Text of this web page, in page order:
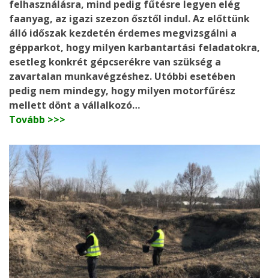
felhasználásra, mind pedig fűtésre legyen elég
faanyag, az igazi szezon ősztől indul. Az előttünk
álló időszak kezdetén érdemes megvizsgálni a
gépparkot, hogy milyen karbantartási feladatokra,
esetleg konkrét gépcserékre van szükség a
zavartalan munkavégzéshez. Utóbbi esetében
pedig nem mindegy, hogy milyen motorfűrész
mellett dönt a vállalkozó…
Tovább >>>